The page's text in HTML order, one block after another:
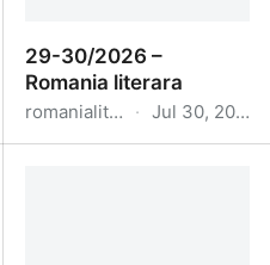
29-30/2026 –
Romania literara
romanialiterara.com · Jul 30, 2026